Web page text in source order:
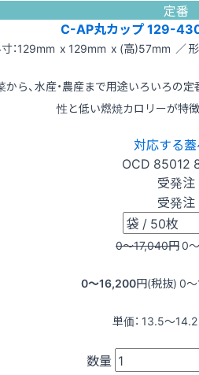
定番
C-AP丸カップ 129-
：129mm x 129mm x (高)57mm ／
から、水産・農産まで用途いろいろの
性と低い燃焼カロリーが特
対応する
OCD 85012
受発注
受発注
0〜17,040円0
0〜16,200円(税抜) 0
単価： 13.5〜14.2
数量